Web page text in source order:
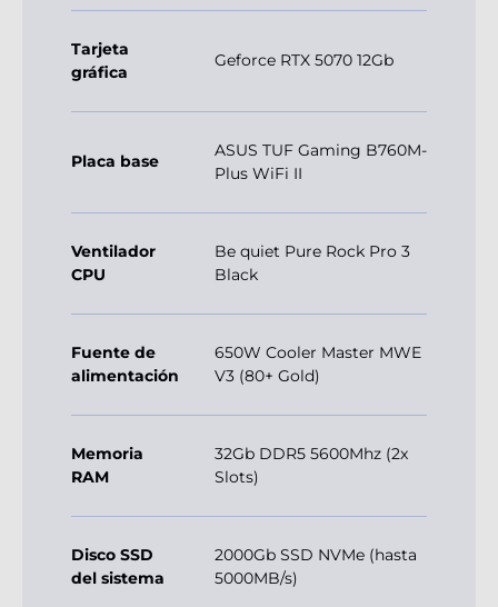
Tarjeta
gráfica
Geforce RTX 5070 12Gb
Placa base
ASUS TUF Gaming B760M-
Plus WiFi II
Ventilador
CPU
Be quiet Pure Rock Pro 3
Black
Fuente de
alimentación
650W Cooler Master MWE
V3 (80+ Gold)
Memoria
RAM
32Gb DDR5 5600Mhz (2x
Slots)
Disco SSD
del sistema
2000Gb SSD NVMe (hasta
5000MB/s)